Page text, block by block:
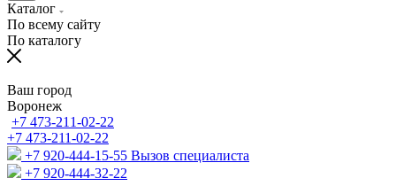
Каталог
По всему сайту
По каталогу
Ваш город
Воронеж
+7 473-211-02-22
+7 473-211-02-22
+7 920-444-15-55 Вызов специалиста
+7 920-444-32-22